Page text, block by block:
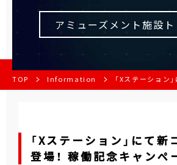
アミューズメント施設
TOP Information 「Xステーション
「Xステーション」にて新
登場！ 稼働記念キャンペ